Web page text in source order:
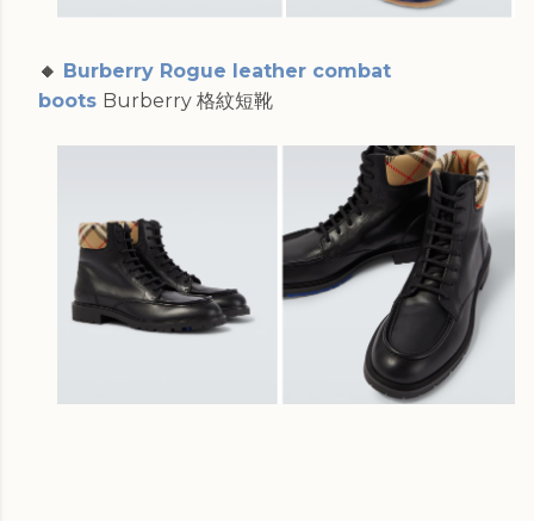
🔸 Burberry Rogue leather combat
boots Burberry 格紋短靴